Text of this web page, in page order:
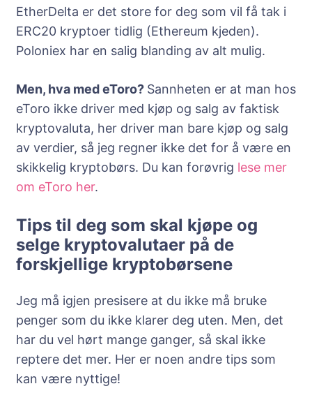
EtherDelta er det store for deg som vil få tak i
ERC20 kryptoer tidlig (Ethereum kjeden).
Poloniex har en salig blanding av alt mulig.
Men, hva med eToro? Sannheten er at man hos
eToro ikke driver med kjøp og salg av faktisk
kryptovaluta, her driver man bare kjøp og salg
av verdier, så jeg regner ikke det for å være en
skikkelig kryptobørs. Du kan forøvrig lese mer
om eToro her.
Tips til deg som skal kjøpe og
selge kryptovalutaer på de
forskjellige kryptobørsene
Jeg må igjen presisere at du ikke må bruke
penger som du ikke klarer deg uten. Men, det
har du vel hørt mange ganger, så skal ikke
reptere det mer. Her er noen andre tips som
kan være nyttige!